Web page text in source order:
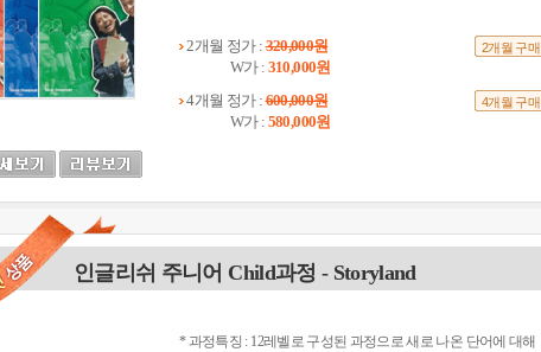
2개월 정가 :320,000원
W가 : 310,000원
2개월 구매
4개월 정가 :600,000원
W가 : 580,000원
4개월 구매
인글리쉬 주니어 Child과정 - Storyland
* 과정특징 : 12레벨로 구성된 과정으로 새로 나온 단어에 대해